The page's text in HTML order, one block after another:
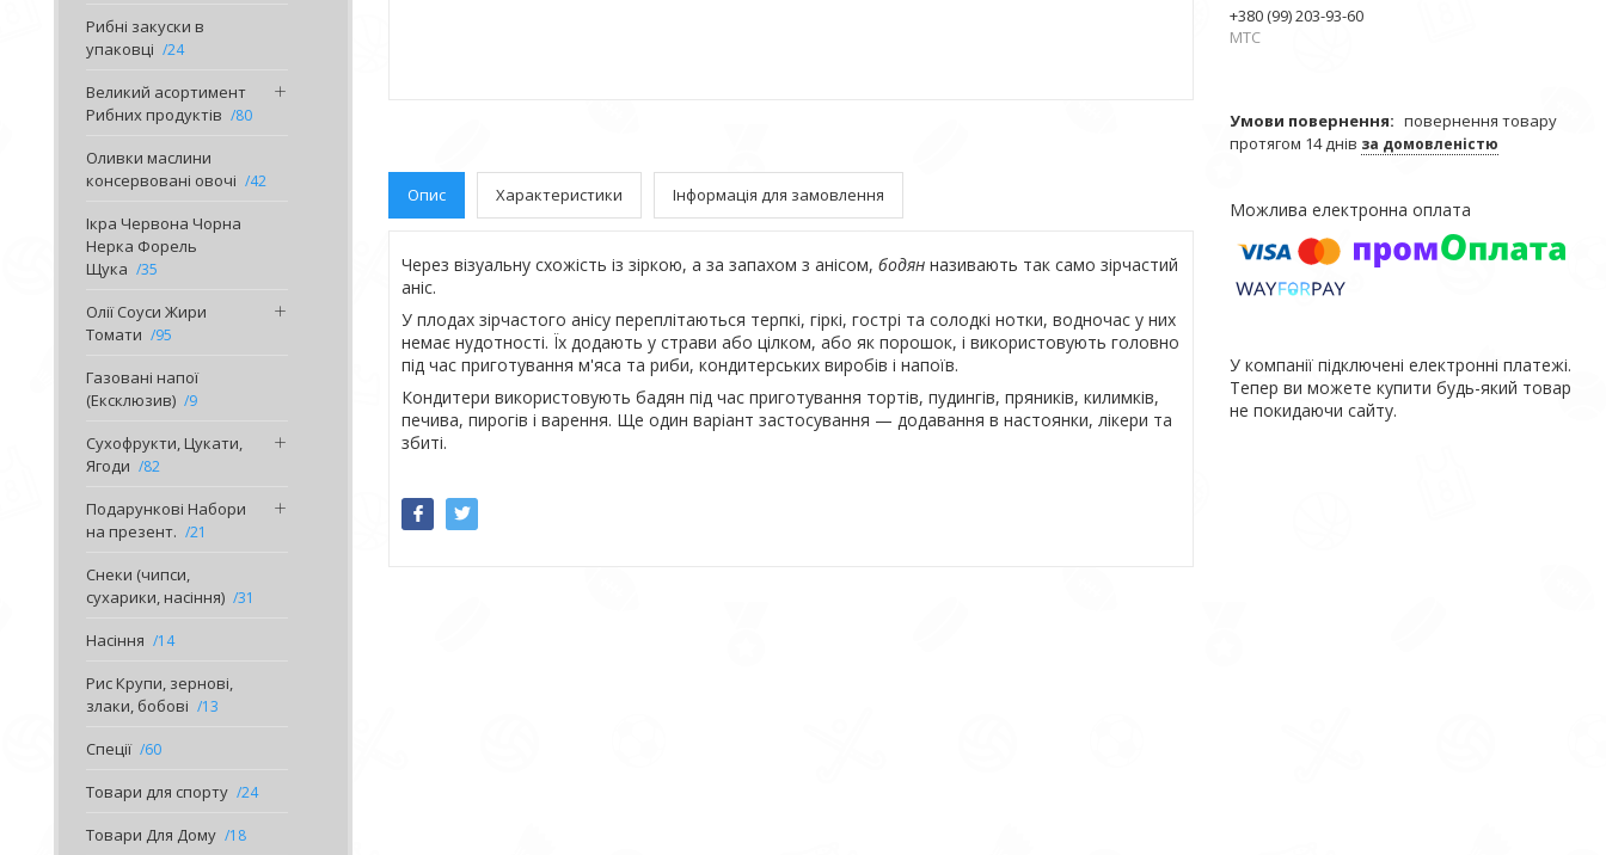
Рибні закуски в
упаковці
24
Великий асортимент
Рибних продуктів
80
Оливки маслини
консервовані овочі
42
Ікра Червона Чорна
Нерка Форель
Щука
35
Олії Соуси Жири
Томати
95
Газовані напої
(Ексклюзив)
9
Сухофрукти, Цукати,
Ягоди
82
Подарункові Набори
на презент.
21
Снеки (чипси,
сухарики, насіння)
31
Насіння 14
Рис Крупи, зернові,
злаки, бобові
13
Спеції 60
Товари для спорту 24
Товари Для Дому 18
Опис Характеристики Інформація для замовлення
Через візуальну схожість із зіркою, а за запахом з анісом, бодян називають так само зірчастий
аніс.
У плодах зірчастого анісу переплітаються терпкі, гіркі, гострі та солодкі нотки, водночас у них
немає нудотності. Їх додають у страви або цілком, або як порошок, і використовують головно
під час приготування м'яса та риби, кондитерських виробів і напоїв.
Кондитери використовують бадян під час приготування тортів, пудингів, пряників, килимків,
печива, пирогів і варення. Ще один варіант застосування — додавання в настоянки, лікери та
збиті.
+380 (99) 203-93-60
МТС
повернення товару
протягом 14 днів за домовленістю
У компанії підключені електронні платежі.
Тепер ви можете купити будь-який товар
не покидаючи сайту.